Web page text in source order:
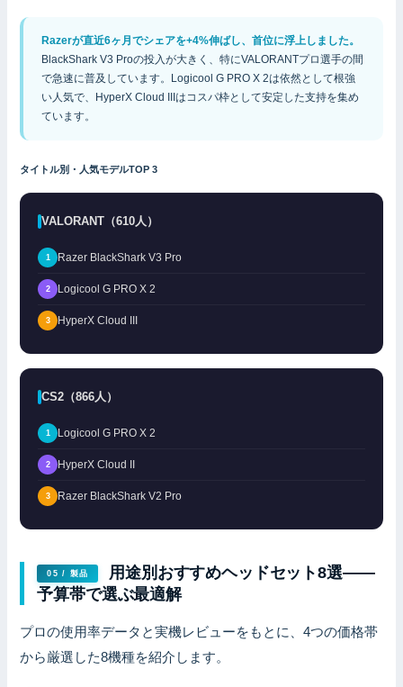
Razerが直近6ヶ月でシェアを+4%伸ばし、首位に浮上しました。
BlackShark V3 Proの投入が大きく、特にVALORANTプロ選手の間
で急速に普及しています。Logicool G PRO X 2は依然として根強
い人気で、HyperX Cloud IIIはコスパ枠として安定した支持を集め
ています。
タイトル別・人気モデルTOP 3
VALORANT（610人）
1 Razer BlackShark V3 Pro
2 Logicool G PRO X 2
3 HyperX Cloud III
CS2（866人）
1 Logicool G PRO X 2
2 HyperX Cloud II
3 Razer BlackShark V2 Pro
05 / 製品
用途別おすすめヘッドセット8選——
予算帯で選ぶ最適解
プロの使用率データと実機レビューをもとに、4つの価格帯
から厳選した8機種を紹介します。